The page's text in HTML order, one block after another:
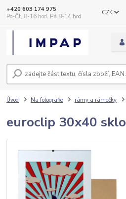
CZK
+420 603 174 975
Po-Čt, 8-16 hod. Pá 8-14 hod.
Úvod Na fotografie rámy a rámečky
euroclip 30x40 sklo